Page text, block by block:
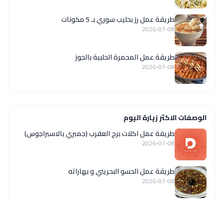
طريقة عمل رز بحليب سوري بـ 5 مكونات
2026-07-08
طريقة عمل المحمرة الحلبية بالجوز
2026-07-08
الوصفات الاكثر زيارة اليوم
طريقة عمل اكلات برج العقرب (جمبري بالاسبراجوس)
2026-07-08
طريقة عمل الحسو البحريني و بهاراته
2026-07-08